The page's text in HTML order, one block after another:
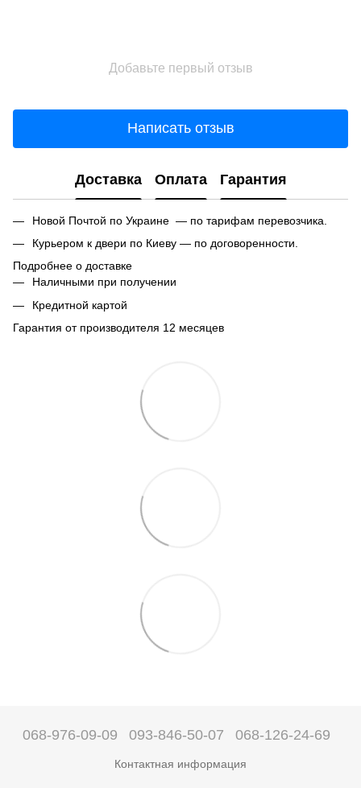
Добавьте первый отзыв
Написать отзыв
Доставка Оплата Гарантия
Новой Почтой по Украине — по тарифам перевозчика.
Курьером к двери по Киеву — по договоренности.
Подробнее о доставке
Наличными при получении
Кредитной картой
Гарантия от производителя 12 месяцев
068-976-09-09 093-846-50-07 068-126-24-69
Контактная информация